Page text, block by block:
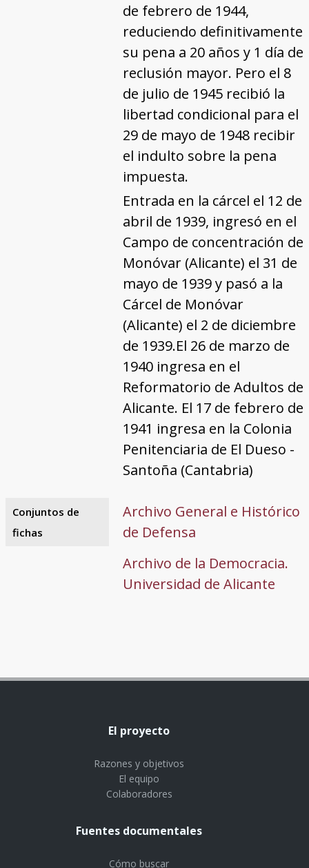
de febrero de 1944,
reduciendo definitivamente
su pena a 20 años y 1 día de
reclusión mayor. Pero el 8
de julio de 1945 recibió la
libertad condicional para el
29 de mayo de 1948 recibir
el indulto sobre la pena
impuesta.
Entrada en la cárcel el 12 de
abril de 1939, ingresó en el
Campo de concentración de
Monóvar (Alicante) el 31 de
mayo de 1939 y pasó a la
Cárcel de Monóvar
(Alicante) el 2 de diciembre
de 1939.El 26 de marzo de
1940 ingresa en el
Reformatorio de Adultos de
Alicante. El 17 de febrero de
1941 ingresa en la Colonia
Penitenciaria de El Dueso -
Santoña (Cantabria)
Conjuntos de
fichas
Archivo General e Histórico
de Defensa
Archivo de la Democracia.
Universidad de Alicante
El proyecto
Razones y objetivos
El equipo
Colaboradores
Fuentes documentales
Cómo buscar